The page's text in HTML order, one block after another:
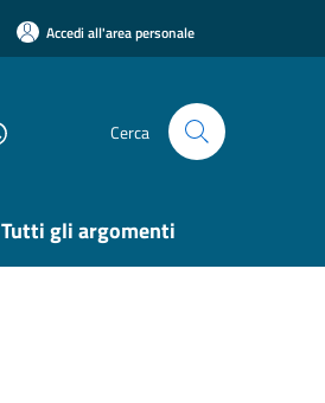
Accedi all'area personale
Cerca
Tutti gli argomenti